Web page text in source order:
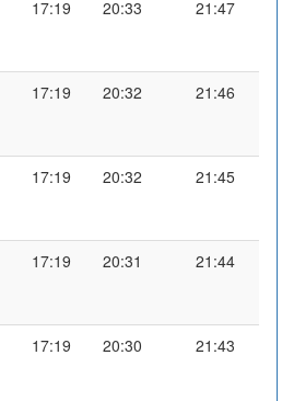
17:19 20:33 21:47
17:19 20:32 21:46
17:19 20:32 21:45
17:19 20:31 21:44
17:19 20:30 21:43